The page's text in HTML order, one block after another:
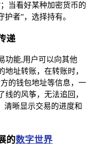
当看好某种加密货币的
者”，选择持有。
递
功能,用户可以向其他
地址转账，在转账时，
的钱包地址等信息，一
线的风筝，无法追回，
清晰显示交易的进度和
的数字世界